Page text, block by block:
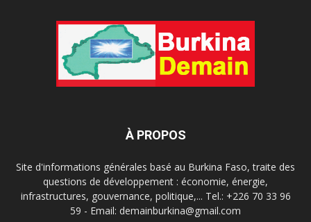
À PROPOS
Site d'informations générales basé au Burkina Faso, traite des
questions de développement : économie, énergie,
infrastructures, gouvernance, politique,... Tel.: +226 70 33 96
59 - Email: demainburkina@gmail.com